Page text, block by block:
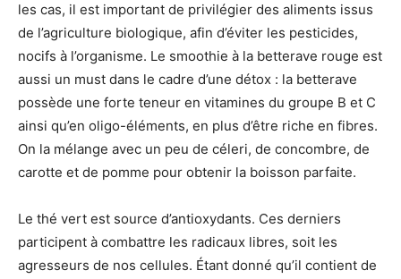
les cas, il est important de privilégier des aliments issus
de l’agriculture biologique, afin d’éviter les pesticides,
nocifs à l’organisme. Le smoothie à la betterave rouge est
aussi un must dans le cadre d’une détox : la betterave
possède une forte teneur en vitamines du groupe B et C
ainsi qu’en oligo-éléments, en plus d’être riche en fibres.
On la mélange avec un peu de céleri, de concombre, de
carotte et de pomme pour obtenir la boisson parfaite.
Le thé vert est source d’antioxydants. Ces derniers
participent à combattre les radicaux libres, soit les
agresseurs de nos cellules. Étant donné qu’il contient de